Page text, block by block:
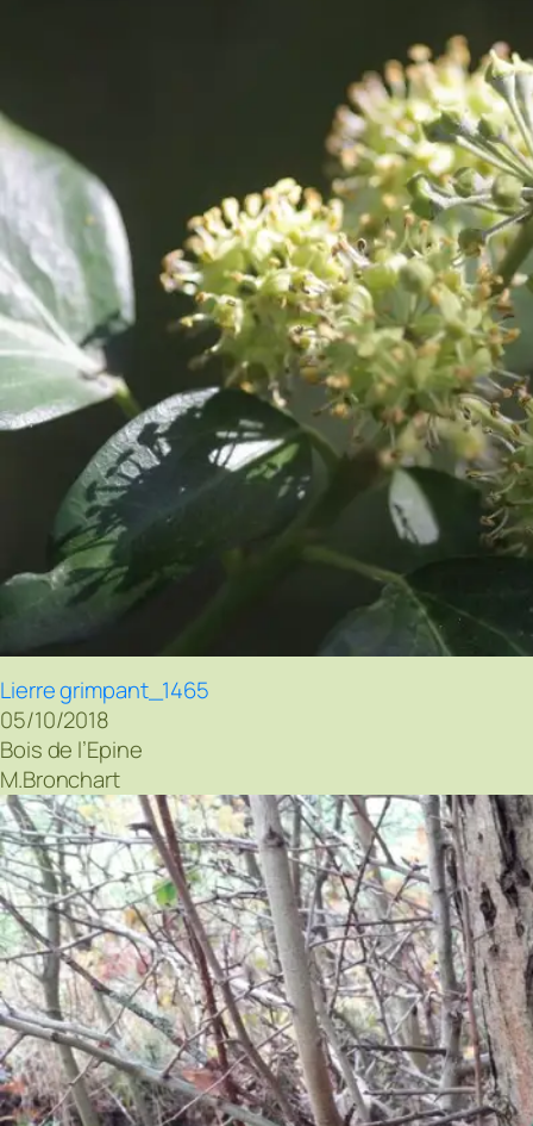
Lierre grimpant_1465
05/10/2018
Bois de l’Epine
M.Bronchart